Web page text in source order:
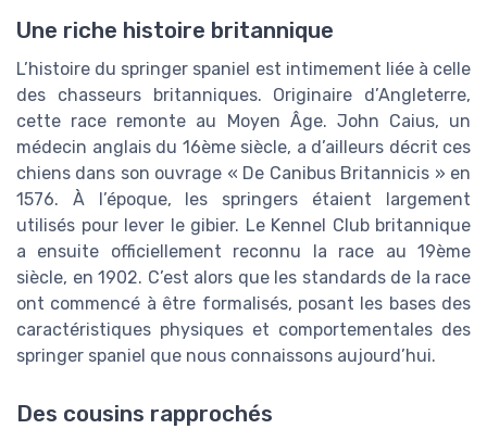
Une riche histoire britannique
L’histoire du springer spaniel est intimement liée à celle
des chasseurs britanniques. Originaire d’Angleterre,
cette race remonte au Moyen Âge. John Caius, un
médecin anglais du 16ème siècle, a d’ailleurs décrit ces
chiens dans son ouvrage « De Canibus Britannicis » en
1576. À l’époque, les springers étaient largement
utilisés pour lever le gibier. Le Kennel Club britannique
a ensuite officiellement reconnu la race au 19ème
siècle, en 1902. C’est alors que les standards de la race
ont commencé à être formalisés, posant les bases des
caractéristiques physiques et comportementales des
springer spaniel que nous connaissons aujourd’hui.
Des cousins rapprochés